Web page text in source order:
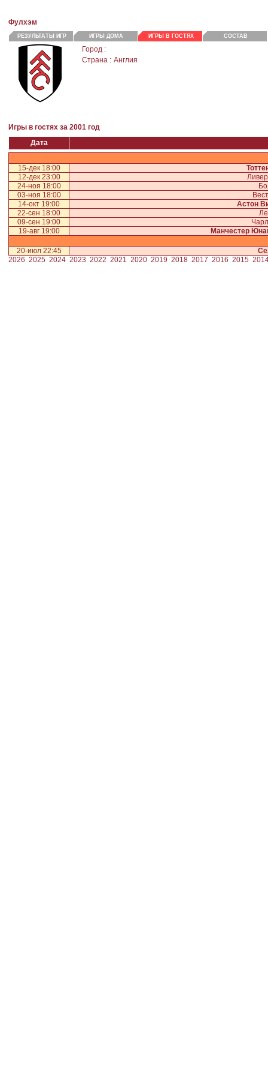
Фулхэм
РЕЗУЛЬТАТЫ ИГР ИГРЫ ДОМА ИГРЫ В ГОСТЯХ СОСТАВ
Город :
Страна : Англия
Игры в гостях за 2001 год
Дата
15-дек 18:00
12-дек 23:00
24-ноя 18:00
03-ноя 18:00
14-окт 19:00
Астон
22-сен 18:00
09-сен 19:00
19-авг 19:00
Манчестер
20-июл 22:45
2026 2025 2024 2023 2022 2021 2020 2019 2018 2017 2016 2015